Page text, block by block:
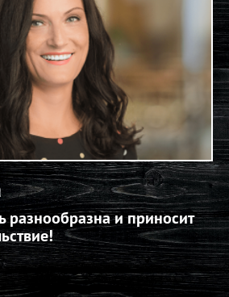
разнообразна и приносит